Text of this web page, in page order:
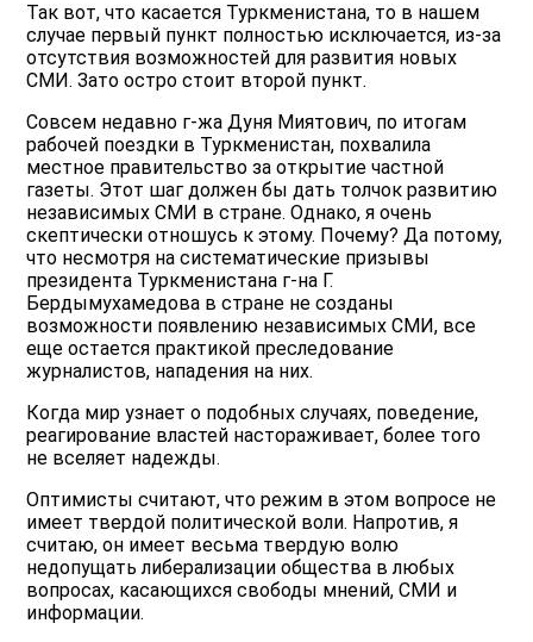
Так вот, что касается Туркменистана, то в нашем
случае первый пункт полностью исключается, из-за
отсутствия возможностей для развития новых
СМИ. Зато остро стоит второй пункт.
Совсем недавно г-жа Дуня Миятович, по итогам
рабочей поездки в Туркменистан, похвалила
местное правительство за открытие частной
газеты. Этот шаг должен бы дать толчок развитию
независимых СМИ в стране. Однако, я очень
скептически отношусь к этому. Почему? Да потому,
что несмотря на систематические призывы
президента Туркменистана г-на Г.
Бердымухамедова в стране не созданы
возможности появлению независимых СМИ, все
еще остается практикой преследование
журналистов, нападения на них.
Когда мир узнает о подобных случаях, поведение,
реагирование властей настораживает, более того
не вселяет надежды.
Оптимисты считают, что режим в этом вопросе не
имеет твердой политической воли. Напротив, я
считаю, он имеет весьма твердую волю
недопущать либерализации общества в любых
вопросах, касающихся свободы мнений, СМИ и
информации.